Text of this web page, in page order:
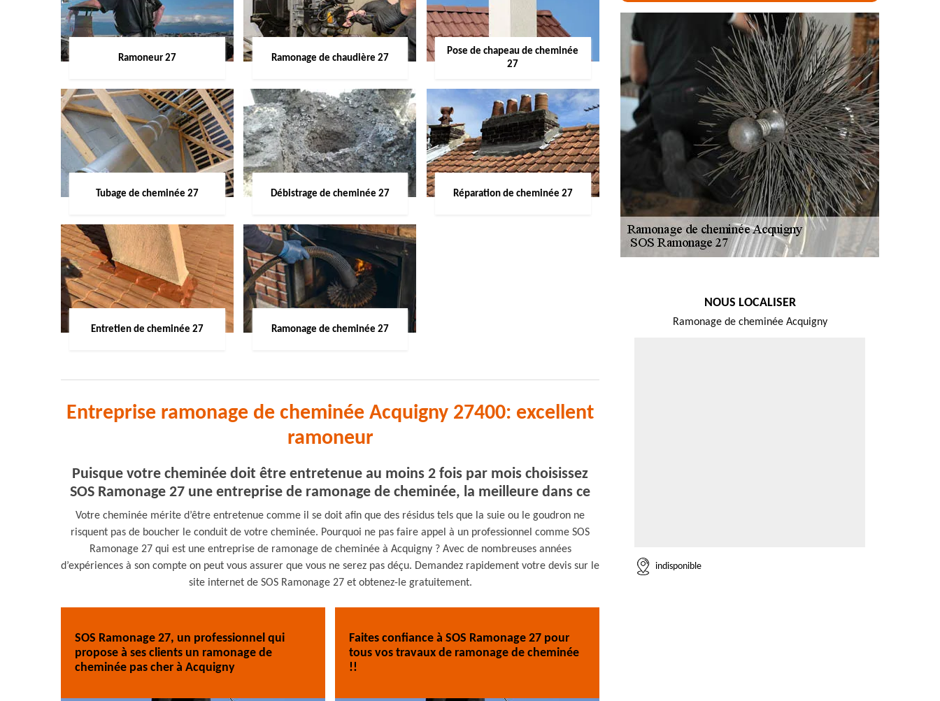
Ramoneur 27 Ramonage de chaudière 27
Pose de chapeau de cheminée
27
Tubage de cheminée 27 Débistrage de cheminée 27 Réparation de cheminée 27
Entretien de cheminée 27 Ramonage de cheminée 27
Entreprise ramonage de cheminée Acquigny 27400: excellent
ramoneur
Puisque votre cheminée doit être entretenue au moins 2 fois par mois choisissez
SOS Ramonage 27 une entreprise de ramonage de cheminée, la meilleure dans ce
Votre cheminée mérite d’être entretenue comme il se doit afin que des résidus tels que la suie ou le goudron ne
risquent pas de boucher le conduit de votre cheminée. Pourquoi ne pas faire appel à un professionnel comme SOS
Ramonage 27 qui est une entreprise de ramonage de cheminée à Acquigny ? Avec de nombreuses années
d’expériences à son compte on peut vous assurer que vous ne serez pas déçu. Demandez rapidement votre devis sur le
site internet de SOS Ramonage 27 et obtenez-le gratuitement.
SOS Ramonage 27, un professionnel qui
propose à ses clients un ramonage de
cheminée pas cher à Acquigny
Faites confiance à SOS Ramonage 27 pour
tous vos travaux de ramonage de cheminée
!!
NOUS LOCALISER
Ramonage de cheminée Acquigny
indisponible